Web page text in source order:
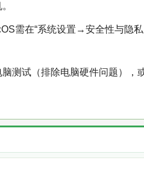
需在“系统设置→安全性与隐
测试（排除电脑硬件问题），